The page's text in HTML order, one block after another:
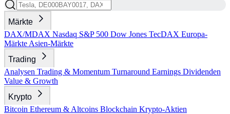
Märkte
DAX/MDAX Nasdaq S&P 500 Dow Jones TecDAX Europa-
Märkte Asien-Märkte
Trading
Analysen Trading & Momentum Turnaround Earnings Dividenden
Value & Growth
Krypto
Bitcoin Ethereum & Altcoins Blockchain Krypto-Aktien